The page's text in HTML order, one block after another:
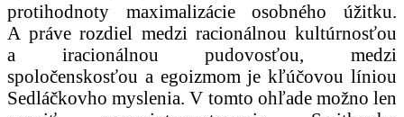
protihodnoty maximalizácie osobného úžitku.
A práve rozdiel medzi racionálnou kultúrnosťou
a iracionálnou pudovosťou, medzi
spoločenskosťou a egoizmom je kľúčovou líniou
Sedláčkovho myslenia. V tomto ohľade možno len